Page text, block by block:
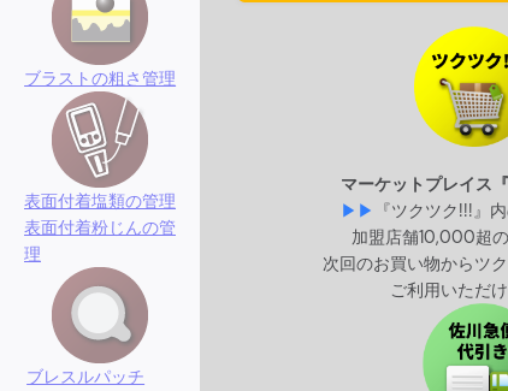
ブラストの粗さ管理
表面付着塩類の管理
表面付着粉じんの管
理
ブレスルパッチ
マーケット プレイス
▶▶
『ツクツク!!!』
加盟店舗10,000超の
次回のお買い物からツ
ご利用いただけ